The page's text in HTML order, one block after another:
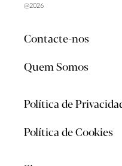
@2026
Contacte-nos
Quem Somos
Política de
Política de Cookies